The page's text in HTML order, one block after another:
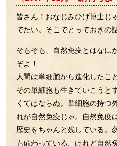
第61回 一網打尽の必殺技！
第60回 たくさん使って効く
第58回 LPSによるﾏｸﾛﾌｧｰｼﾞ
第56回 胎児の腸内細菌の話
第55回 LPSと乳酸菌の話
第54回 ｱﾎﾟﾄｰｼｽとﾏｸﾛﾌｧｰｼﾞ
第53回 免疫組織に住む細菌
第52回 BCGとコロナの話
皆さん！おなじみひげ博士じ
でたい。そこでとっておきの
そもそも、自然免疫とはなに
ぞよ！
人間は単細胞から進化したこ
その単細胞も生きていこうと
くてはならぬ。単細胞の持つ
れが自然免疫じゃ。自然免疫
歴史をちゃんと残している。
も備わっている。けれど自然